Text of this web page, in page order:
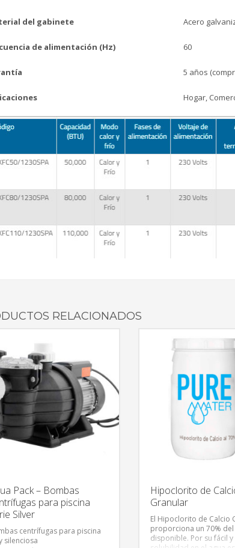
del gabinete Acero
de alimentación (Hz) 60
5 años
Hogar,
RELACIONADOS
Pack – Bombas
para piscina
Silver
centrífugas para piscina
silenciosa
Hipoclorito de
Granular
El Hipoclorito de Calcio
proporciona un 70%
disponible. Por su fácil